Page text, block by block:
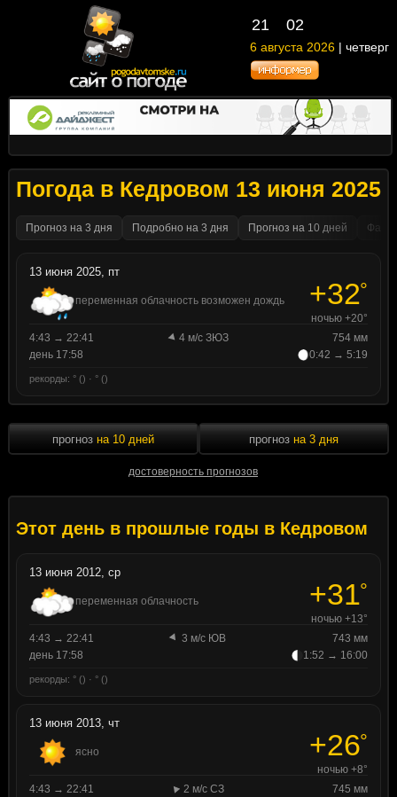
21 02
6 августа 2026 | четверг
Погода в Кедровом 13 июня 2025
Прогноз на 3 дня Подробно на 3 дня Прогноз на 10 дней
13 июня 2025, пт
переменная облачность возможен дождь +32°
ночью +20°
4:43 → 22:41
4 м/с ЗЮЗ
754 мм
день 17:58
0:42 → 5:19
рекорды: ° () · ° ()
прогноз на 10 дней
достоверность прогнозов
прогноз на 3 дня
Этот день в прошлые годы в Кедровом
13 июня 2012, ср
переменная облачность +31°
ночью +13°
4:43 → 22:41
3 м/с ЮВ
743 мм
день 17:58
1:52 → 16:00
рекорды: ° () · ° ()
13 июня 2013, чт
ясно +26°
ночью +8°
4:43 → 22:41
2 м/с СЗ
745 мм